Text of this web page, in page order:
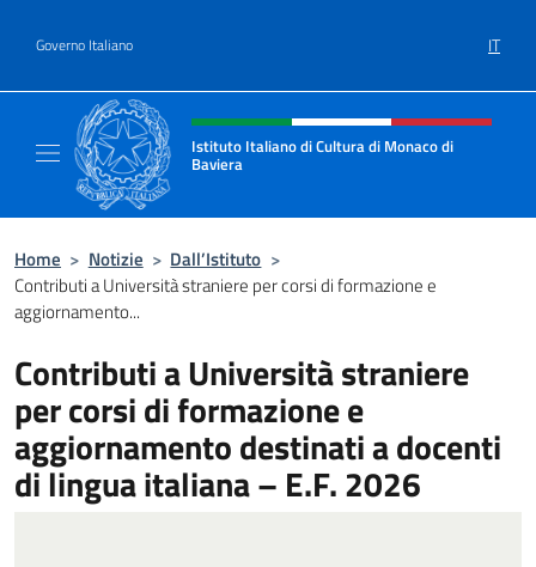
Governo Italiano IT
Intestazione sito, social e menù
Istituto Italiano di Cultura di Monaco di
Baviera
Home > Notizie > Dall’Istituto >
Contributi a Università straniere per corsi di formazione e
aggiornamento...
Contributi a Università straniere
per corsi di formazione e
aggiornamento destinati a docenti
di lingua italiana – E.F. 2026